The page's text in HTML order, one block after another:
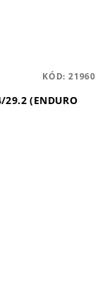
29.2 (ENDURO
KÓD: 21960